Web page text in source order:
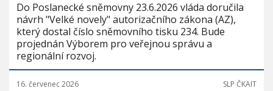
Do Poslanecké sněmovny 23.6.2026 vláda doručila
návrh "Velké novely" autorizačního zákona (AZ),
který dostal číslo sněmovního tisku 234. Bude
projednán Výborem pro veřejnou správu a
regionální rozvoj.
16. červenec 2026 SLP ČKAIT